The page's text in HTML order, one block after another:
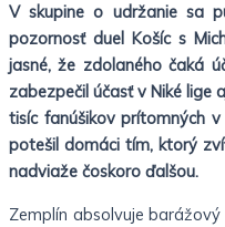
V skupine o udržanie sa
pozornosť duel Košíc s
jasné, že zdolaného čaká
zabezpečil účasť v Niké lige
tisíc fanúšikov prítomných
potešil domáci tím, ktorý
nadviaže čoskoro ďalšou.
Zemplín absolvuje